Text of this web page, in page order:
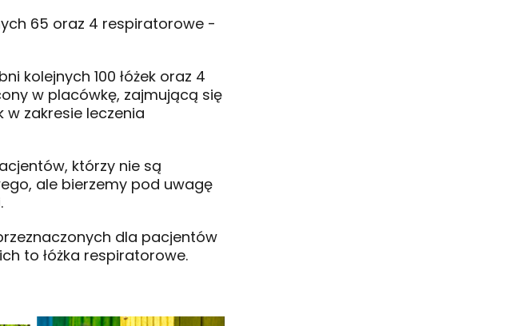
65 oraz 4 respiratorowe -
kolejnych 100 łóżek oraz 4
w placówkę, zajmującą się
w zakresie leczenia
którzy nie są
ale bierzemy pod uwagę
dla pacjentów
to łóżka respiratorowe.